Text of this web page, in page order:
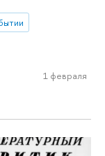
1 февраля